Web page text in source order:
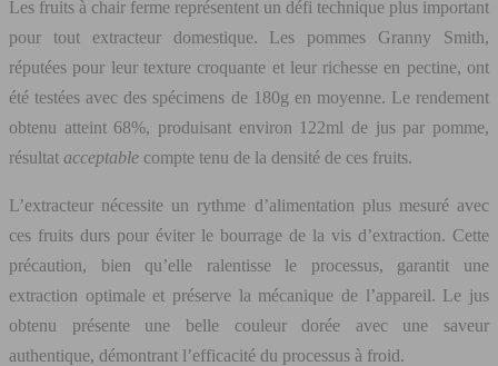
Les fruits à chair ferme représentent un défi technique plus important
pour tout extracteur domestique. Les pommes Granny Smith,
réputées pour leur texture croquante et leur richesse en pectine, ont
été testées avec des spécimens de 180g en moyenne. Le rendement
obtenu atteint 68%, produisant environ 122ml de jus par pomme,
résultat acceptable compte tenu de la densité de ces fruits.
L’extracteur nécessite un rythme d’alimentation plus mesuré avec
ces fruits durs pour éviter le bourrage de la vis d’extraction. Cette
précaution, bien qu’elle ralentisse le processus, garantit une
extraction optimale et préserve la mécanique de l’appareil. Le jus
obtenu présente une belle couleur dorée avec une saveur
authentique, démontrant l’efficacité du processus à froid.